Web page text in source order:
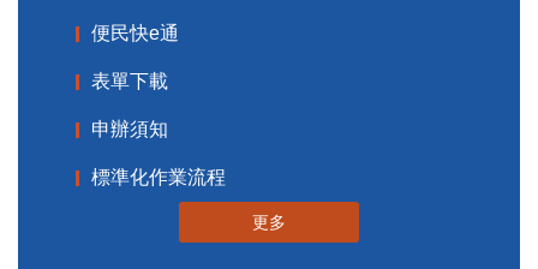
便民快e通
表單下載
申辦須知
標準化作業流程
更多